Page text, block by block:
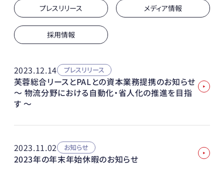
プレスリリース メディア情報
採用情報
2023.12.14 プレスリリース
芙蓉総合リースとPALとの資本業務提携のお知らせ
〜 物流分野における自動化・省人化の推進を目指
す 〜
2023.11.02 お知らせ
2023年の年末年始休暇のお知らせ